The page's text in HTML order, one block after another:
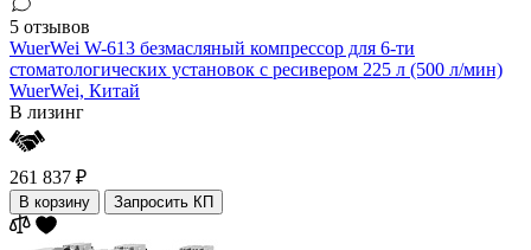
5 отзывов
WuerWei W-613 безмасляный компрессор для 6-ти
стоматологических установок с ресивером 225 л (500 л/мин)
WuerWei, Китай
В лизинг
261 837 ₽
В корзину Запросить КП